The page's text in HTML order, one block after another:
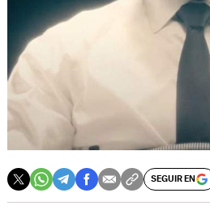
SEGUIR EN